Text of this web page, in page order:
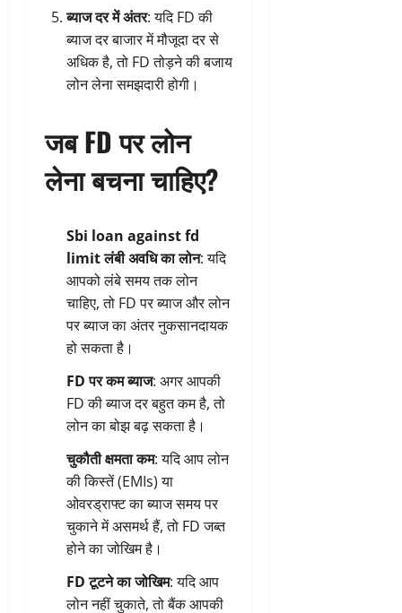
ब्याज दर में अंतर: यदि FD की
ब्याज दर बाजार में मौजूदा दर से
अधिक है, तो FD तोड़ने की बजाय
लोन लेना समझदारी होगी।
जब FD पर लोन
लेना बचना चाहिए?
Sbi loan against fd
limitलंबी अवधि का लोन: यदि
आपको लंबे समय तक लोन
चाहिए, तो FD पर ब्याज और लोन
पर ब्याज का अंतर नुकसानदायक
हो सकता है।
FD पर कम ब्याज: अगर आपकी
FD की ब्याज दर बहुत कम है, तो
लोन का बोझ बढ़ सकता है।
चुकौती क्षमता कम: यदि आप लोन
की किस्तें (EMIs) या
ओवरड्राफ्ट का ब्याज समय पर
चुकाने में असमर्थ हैं, तो FD जब्त
होने का जोखिम है।
FD टूटने का जोखिम: यदि आप
लोन नहीं चुकाते, तो बैंक आपकी